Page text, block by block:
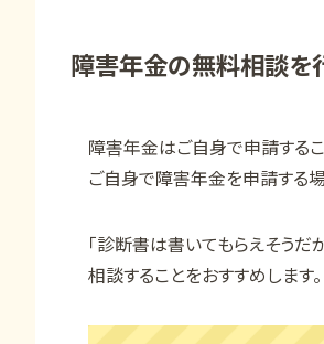
障害年金の無料相談を
障害年金はご自身で申請するこ
ご自身で障害年金を申請する
「診断書は書いてもらえそう
相談することをおすすめします。